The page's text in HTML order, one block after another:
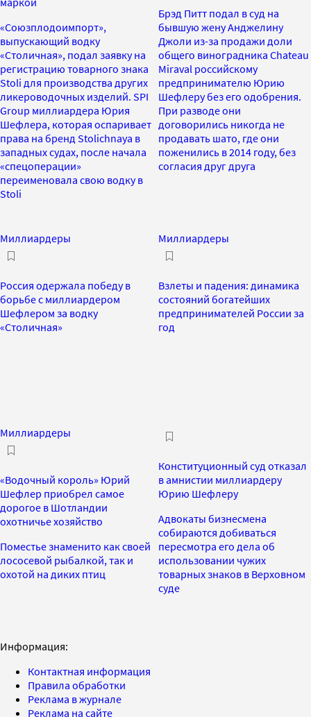
«Союзплодоимпорт»,
выпускающий водку
«Столичная», подал заявку на
регистрацию товарного знака
Stoli для производства других
ликероводочных изделий. SPI
Group миллиардера Юрия
Шефлера, которая оспаривает
права на бренд Stolichnaya в
западных судах, после начала
«спецоперации»
переименовала свою водку в
Stoli
Брэд Питт подал в суд на
бывшую жену Анджелину
Джоли из-за продажи доли
общего виноградника Chateau
Miraval российскому
предпринимателю Юрию
Шефлеру без его одобрения.
При разводе они
договорились никогда не
продавать шато, где они
поженились в 2014 году, без
согласия друг друга
Миллиардеры
Россия одержала победу в
борьбе с миллиардером
Шефлером за водку
«Столичная»
Миллиардеры
Взлеты и падения: динамика
состояний богатейших
предпринимателей России за
год
Миллиардеры
«Водочный король» Юрий
Шефлер приобрел самое
дорогое в Шотландии
охотничье хозяйство
Поместье знаменито как своей
лососевой рыбалкой, так и
охотой на диких птиц
Конституционный суд отказал
в амнистии миллиардеру
Юрию Шефлеру
Адвокаты бизнесмена
собираются добиваться
пересмотра его дела об
использовании чужих
товарных знаков в Верховном
суде
Информация:
Контактная информация
Правила обработки
Реклама в журнале
Реклама на сайте